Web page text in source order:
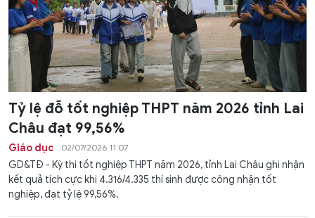
Tỷ lệ đỗ tốt nghiệp THPT năm 2026 tỉnh Lai
Châu đạt 99,56%
Giáo dục 02/07/2026 11:07
GD&TĐ - Kỳ thi tốt nghiệp THPT năm 2026, tỉnh Lai Châu ghi nhận
kết quả tích cực khi 4.316/4.335 thí sinh được công nhận tốt
nghiệp, đạt tỷ lệ 99,56%.